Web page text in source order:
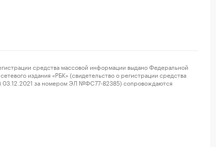
средства массовой информации выдано Федеральной
издания «РБК» (свидетельство о регистрации средства
03.12.2021 за номером ЭЛ №ФС77-82385) сопровождаются